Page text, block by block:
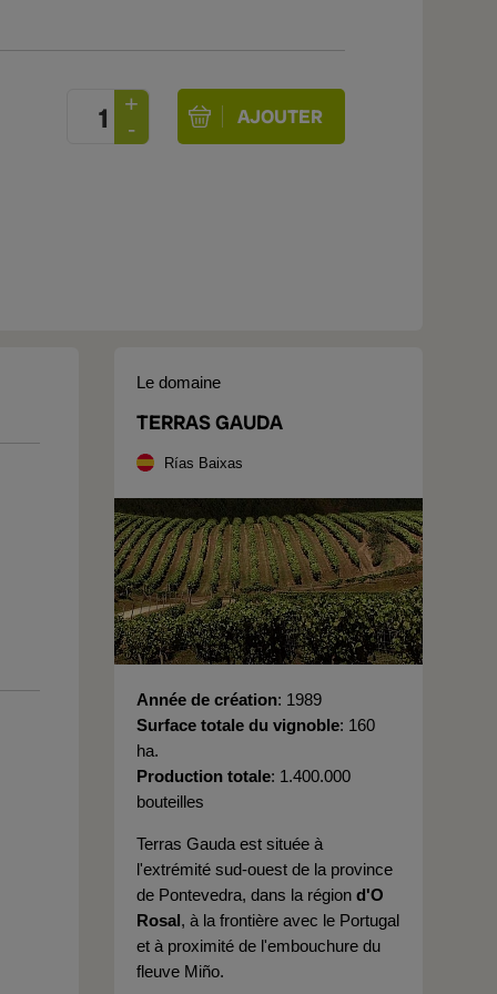
Le domaine
TERRAS GAUDA
Rías Baixas
Année de création 1989
Surface totale du vignoble 160
ha.
Production totale 1.400.000
bouteilles
Terras Gauda est située à
l'extrémité sud-ouest de la province
de Pontevedra, dans la région d'O
Rosal, à la frontière avec le Portugal
et à proximité de l'embouchure du
fleuve Miño.